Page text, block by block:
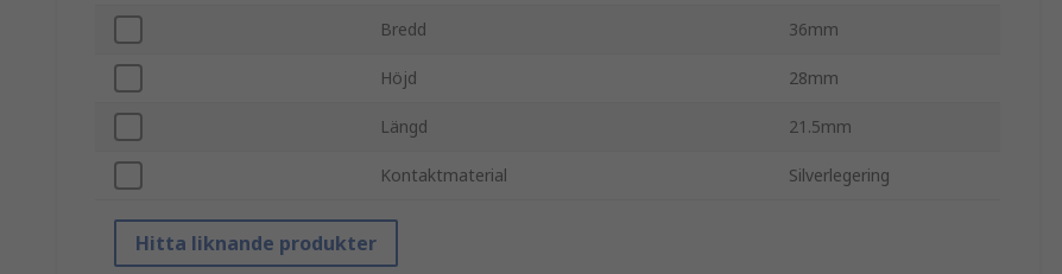
Bredd 36mm
Höjd 28mm
Längd 21.5mm
Kontaktmaterial Silverlegering
Hitta liknande produkter